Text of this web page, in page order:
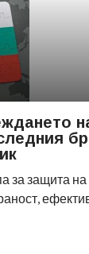
за защита на